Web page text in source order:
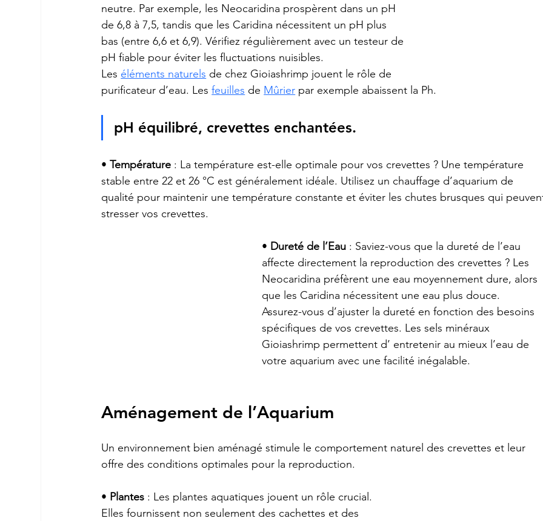
neutre. Par exemple, les Neocaridina prospèrent dans un pH
de 6,8 à 7,5, tandis que les Caridina nécessitent un pH plus
bas (entre 6,6 et 6,9). Vérifiez régulièrement avec un testeur de
pH fiable pour éviter les fluctuations nuisibles.
Les éléments naturels de chez Gioiashrimp jouent le rôle de
purificateur d’eau. Les feuilles de Mûrier par exemple abaissent la Ph.
pH équilibré, crevettes enchantées.
• Température : La température est-elle optimale pour vos crevettes ? Une température
stable entre 22 et 26 °C est généralement idéale. Utilisez un chauffage d’aquarium de
qualité pour maintenir une température constante et éviter les chutes brusques qui
stresser vos crevettes.
• Dureté de l’Eau : Saviez-vous que la dureté de l’eau
affecte directement la reproduction des crevettes ? Les
Neocaridina préfèrent une eau moyennement dure, alors
que les Caridina nécessitent une eau plus douce.
Assurez-vous d’ajuster la dureté en fonction des besoins
spécifiques de vos crevettes. Les sels minéraux
Gioiashrimp permettent d’ entretenir au mieux l’eau de
votre aquarium avec une facilité inégalable.
Aménagement de l’Aquarium
Un environnement bien aménagé stimule le comportement naturel des crevettes et leur
offre des conditions optimales pour la reproduction.
• Plantes : Les plantes aquatiques jouent un rôle crucial.
Elles fournissent non seulement des cachettes et des